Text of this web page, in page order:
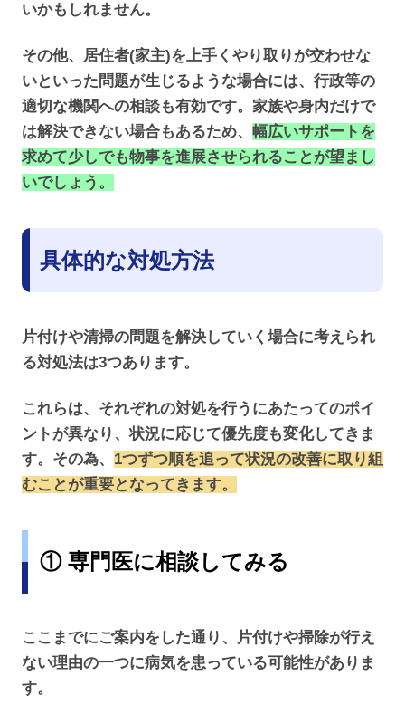
いかもしれません。
その他、居住者(家主)を上手くやり取りが交わせな
いといった問題が生じるような場合には、行政等の
適切な機関への相談も有効です。家族や身内だけで
は解決できない場合もあるため、 幅広いサポートを
求めて少しでも物事を進展させられることが望まし
いでしょう。
具体的な対処方法
片付けや清掃の問題を解決していく場合に考えられ
る対処法は3つあります。
これらは、それぞれの対処を行うにあたってのポイ
ントが異なり、状況に応じて優先度も変化してきま
す。その為、 1つずつ順を追って状況の改善に取り組
むことが重要となってきます。
① 専門医に相談してみる
ここまでにご案内をした通り、片付けや掃除が行え
ない理由の一つに病気を患っている可能性がありま
す。